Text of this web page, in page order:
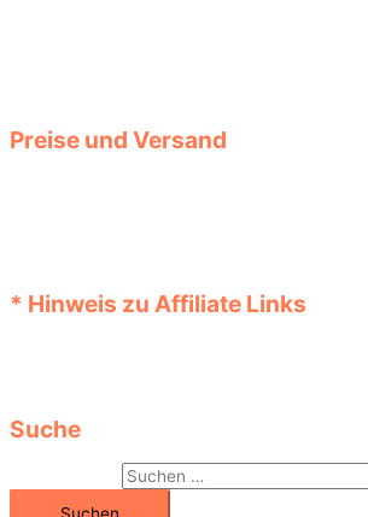
Preise und Versand
* Hinweis zu Affiliate Links
Suche